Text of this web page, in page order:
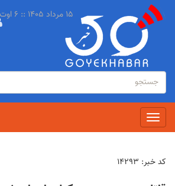
فرم
جستجو
جستجو
Toggle
navigation
۱۵ مرداد ۱۴۰۵ :: ۶ اوت ۲۰۲۶ :: ۲۳ صفر ۱۴۴۸
کد خبر: ۱۴۲۹۳